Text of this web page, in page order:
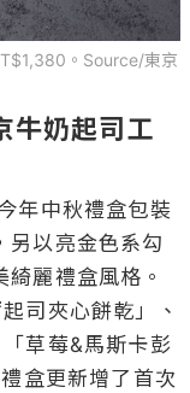
。Source/東京
牛奶起司工
年中秋禮盒包裝
另以亮金色系勾
麗禮盒風格。
司夾心餅乾」、
草莓&馬斯卡彭
盒更新增了首次